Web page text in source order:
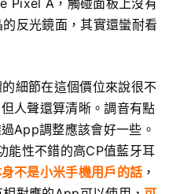
反光鏡面，其實還蠻耐看
細節在這個價位來說很不
人聲還算清晰。調音有點
App調整應該會好一些。
能性不錯的高CP值藍牙耳
不是小米手機用戶的話 ，